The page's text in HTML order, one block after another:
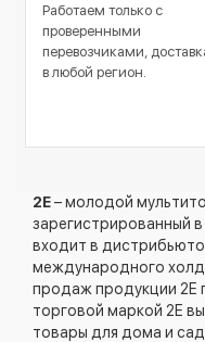
Работаем только с
проверенными
перевозчиками,
в любой регион.
2Е– молодой
зарегистрированный
входит в
международного
продаж продукции 2Е
торговой маркой 2Е
товары для дома и